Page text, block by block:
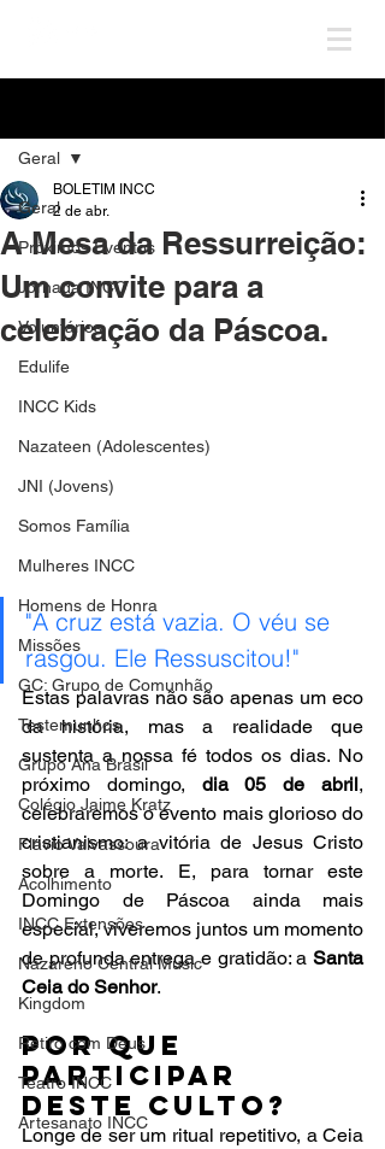
Geral
Próximos Eventos
Jornada INCC
Voluntários
Edulife
INCC Kids
Nazateen (Adolescentes)
JNI (Jovens)
Somos Família
Mulheres INCC
Homens de Honra
Missões
GC: Grupo de Comunhão
Testemunhos
Grupo Ana Brasil
Colégio Jaime Kratz
Flavio Valvassoura
Acolhimento
INCC Extensões
Nazareno Central Music
Kingdom
Retiro com Deus
Teatro INCC
Artesanato INCC
Geral
A Mesa da Ressurreição:
Um convite para a
celebração da Páscoa.
BOLETIM INCC
2 de abr.
"A cruz está vazia. O véu se
rasgou. Ele Ressuscitou!"
Estas palavras não são apenas um eco
da história, mas a realidade que
sustenta a nossa fé todos os dias. No
próximo domingo, dia 05 de abril,
celebraremos o evento mais glorioso do
cristianismo: a vitória de Jesus Cristo
sobre a morte. E, para tornar este
Domingo de Páscoa ainda mais
especial, viveremos juntos um momento
de profunda entrega e gratidão: a Santa
Ceia do Senhor.
Por que
participar
deste culto?
Longe de ser um ritual repetitivo, a Ceia